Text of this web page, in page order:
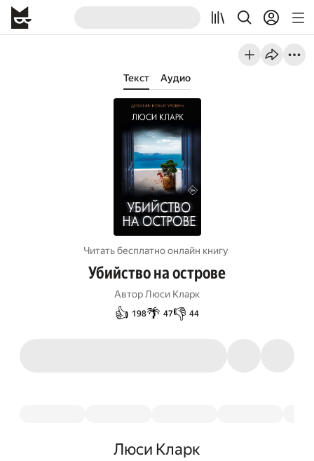
Текст Аудио
Читать бесплатно онлайн книгу
Убийство на острове
АвторЛюси Кларк
👍 198🌴 47👎 44
Люси Кларк